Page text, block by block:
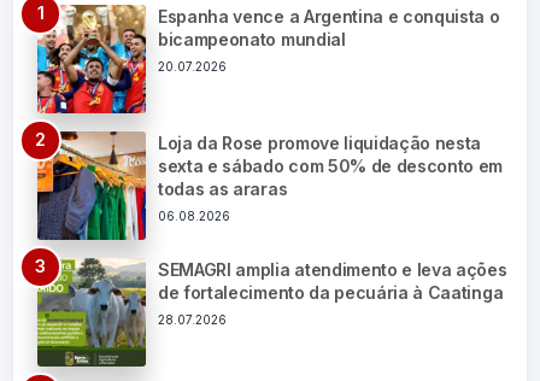
Espanha vence a Argentina e conquista o
bicampeonato mundial
20.07.2026
Loja da Rose promove liquidação nesta
sexta e sábado com 50% de desconto em
todas as araras
06.08.2026
SEMAGRI amplia atendimento e leva ações
de fortalecimento da pecuária à Caatinga
28.07.2026